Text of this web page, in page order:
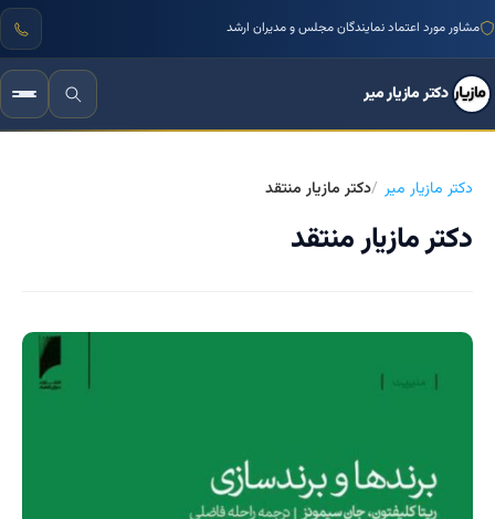
مشاور مورد اعتماد نمایندگان مجلس و مدیران ارشد
دکتر مازیار میر
دکتر مازیار میر دکتر مازیار منتقد
دکتر مازیار منتقد